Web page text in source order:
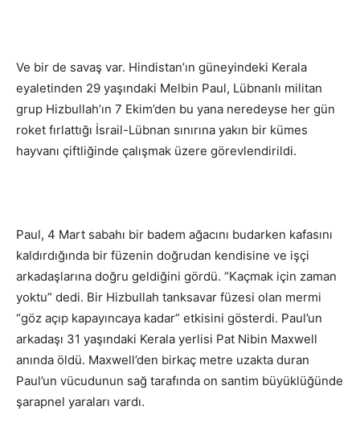
Ve bir de savaş var. Hindistan’ın güneyindeki Kerala
eyaletinden 29 yaşındaki Melbin Paul, Lübnanlı militan
grup Hizbullah’ın 7 Ekim’den bu yana neredeyse her gün
roket fırlattığı İsrail-Lübnan sınırına yakın bir kümes
hayvanı çiftliğinde çalışmak üzere görevlendirildi.
Paul, 4 Mart sabahı bir badem ağacını budarken kafasını
kaldırdığında bir füzenin doğrudan kendisine ve işçi
arkadaşlarına doğru geldiğini gördü. “Kaçmak için zaman
yoktu” dedi. Bir Hizbullah tanksavar füzesi olan mermi
“göz açıp kapayıncaya kadar” etkisini gösterdi. Paul’un
arkadaşı 31 yaşındaki Kerala yerlisi Pat Nibin Maxwell
anında öldü. Maxwell’den birkaç metre uzakta duran
Paul’un vücudunun sağ tarafında on santim büyüklüğünde
şarapnel yaraları vardı.